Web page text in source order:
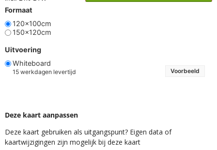
Formaat
120x100cm
150x120cm
Uitvoering
Whiteboard
15 werkdagen levertijd Voorbeeld
Deze kaart aanpassen
Deze kaart gebruiken als uitgangspunt? Eigen data of
kaartwijzigingen zijn mogelijk bij deze kaart